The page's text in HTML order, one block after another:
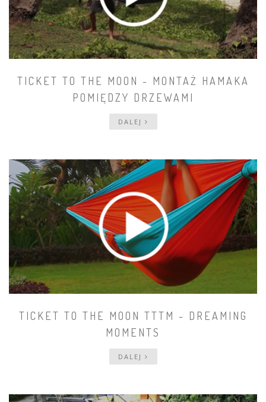
TICKET TO THE MOON - MONTAŻ HAMAKA
POMIĘDZY DRZEWAMI
DALEJ
TICKET TO THE MOON TTTM - DREAMING
MOMENTS
DALEJ